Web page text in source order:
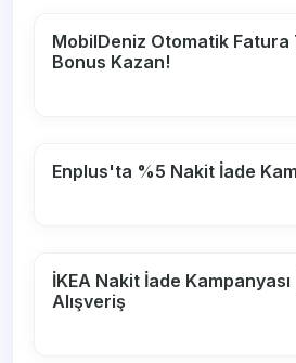
MobilDeniz Otomatik Fatura
Bonus Kazan!
Enplus'ta %5 Nakit İade
İKEA Nakit İade
Alışveriş